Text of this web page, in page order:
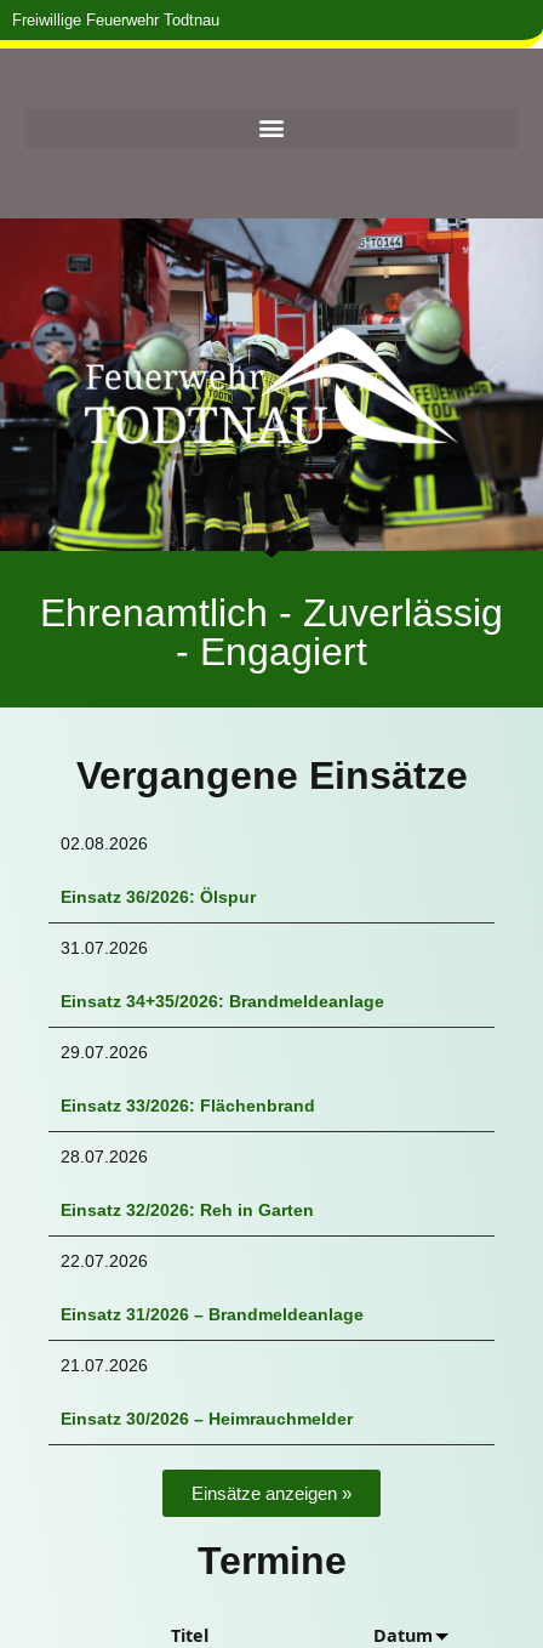
Freiwillige Feuerwehr Todtnau
Ehrenamtlich - Zuverlässig
- Engagiert
Vergangene Einsätze
02.08.2026
Einsatz 36/2026: Ölspur
31.07.2026
Einsatz 34+35/2026: Brandmeldeanlage
29.07.2026
Einsatz 33/2026: Flächenbrand
28.07.2026
Einsatz 32/2026: Reh in Garten
22.07.2026
Einsatz 31/2026 – Brandmeldeanlage
21.07.2026
Einsatz 30/2026 – Heimrauchmelder
Einsätze anzeigen »
Termine
Titel Datum